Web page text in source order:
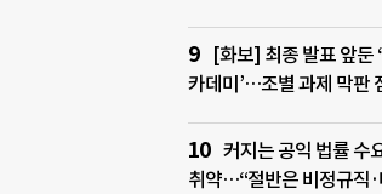
[화보] 최종 발표 앞둔
카데미’…조별 과제 막판
커지는 공익 법률 수
취약…“절반은 비정규직·